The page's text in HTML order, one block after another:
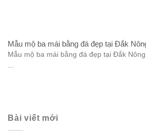
Mẫu mộ ba mái bằng đá đẹp tại Đắk
Mẫu mộ ba mái bằng đá đẹp tại Đắk
...
Bài viết mới